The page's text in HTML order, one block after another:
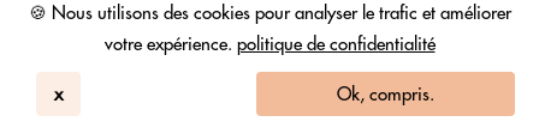
🍪 Nous utilisons des cookies pour analyser le trafic et améliorer
votre expérience. politique de confidentialité
x Ok, compris.